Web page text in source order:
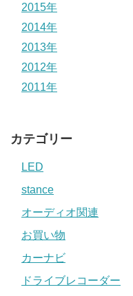
2015年
2014年
2013年
2012年
2011年
カテゴリー
LED
stance
オーディオ関連
お買い物
カーナビ
ドライブレコーダー